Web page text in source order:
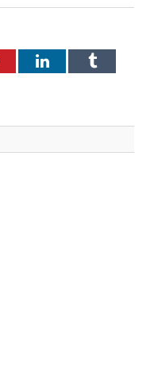
LinkedInTumblr